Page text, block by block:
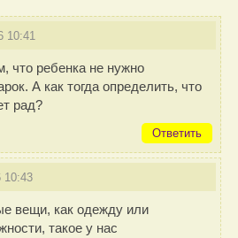
10:41
что ребенка не нужно
А как тогда определить, что
рад?
Ответить
10:43
вещи, как одежду или
такое у нас